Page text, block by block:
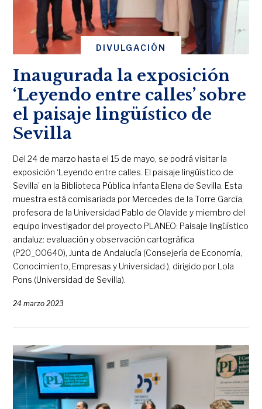
DIVULGACIÓN
Inaugurada la exposición
‘Leyendo entre calles’ sobre
el paisaje lingüístico de
Sevilla
Del 24 de marzo hasta el 15 de mayo, se podrá visitar la
exposición ‘Leyendo entre calles. El paisaje lingüístico de
Sevilla’ en la Biblioteca Pública Infanta Elena de Sevilla. Esta
muestra está comisariada por Mercedes de la Torre García,
profesora de la Universidad Pablo de Olavide y miembro del
equipo investigador del proyecto PLANEO: Paisaje lingüístico
andaluz: evaluación y observación cartográfica
(P20_00640), Junta de Andalucía (Consejería de Economía,
Conocimiento, Empresas y Universidad·), dirigido por Lola
Pons (Universidad de Sevilla).
24 marzo 2023